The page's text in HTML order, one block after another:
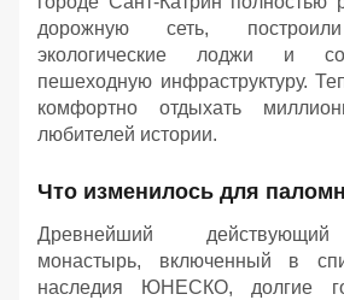
дорожную сеть,
экологические лоджи и
пешеходную инфраструктуру.
комфортно отдыхать
любителей истории.
Что изменилось для
Древнейший действующий
монастырь, включенный в
наследия ЮНЕСКО, долгие